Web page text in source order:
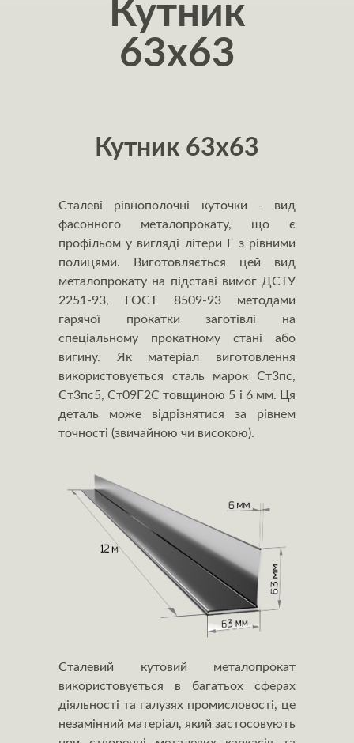
Кутник
63х63
Кутник 63x63
Сталеві рівнополочні куточки - вид
фасонного металопрокату, що є
профільом у вигляді літери Г з рівними
полицями. Виготовляється цей вид
металопрокату на підставі вимог ДСТУ
2251-93, ГОСТ 8509-93 методами
гарячої прокатки заготівлі на
спеціальному прокатному стані або
вигину. Як матеріал виготовлення
використовується сталь марок Ст3пс,
Ст3пс5, Ст09Г2С товщиною 5 і 6 мм. Ця
деталь може відрізнятися за рівнем
точності (звичайною чи високою).
Сталевий кутовий металопрокат
використовується в багатьох сферах
діяльності та галузях промисловості, це
незамінний матеріал, який застосовують